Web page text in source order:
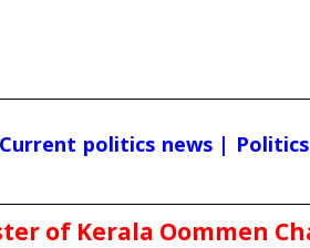
politics news |
of Kerala Oommen